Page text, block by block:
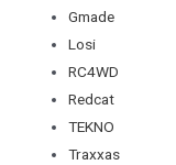
Gmade
Losi
RC4WD
Redcat
TEKNO
Traxxas